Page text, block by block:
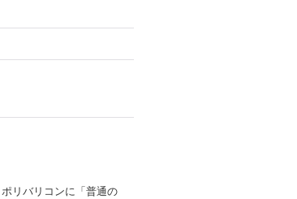
リバリコンに「普通の